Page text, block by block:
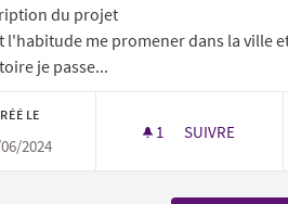
du projet
l'habitude me promener dans la ville
je passe...
LE
2024
1 1 ABONNÉ
SUIVRE